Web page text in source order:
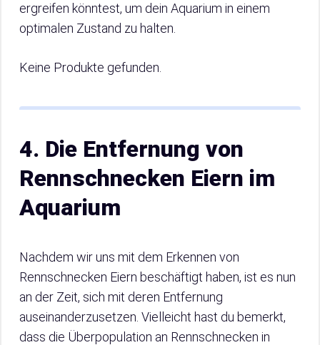
ergreifen könntest, um dein Aquarium in einem
optimalen Zustand zu halten.
Keine Produkte gefunden.
4. Die Entfernung von
Rennschnecken Eiern im
Aquarium
Nachdem wir uns mit dem Erkennen von
Rennschnecken Eiern beschäftigt haben, ist es nun
an der Zeit, sich mit deren Entfernung
auseinanderzusetzen. Vielleicht hast du bemerkt,
dass die Überpopulation an Rennschnecken in